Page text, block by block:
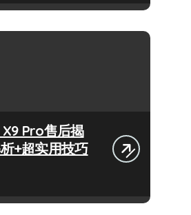
X9 Pro售后揭
+超实用技巧